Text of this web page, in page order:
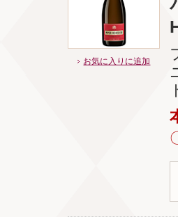
お気に入りに追加